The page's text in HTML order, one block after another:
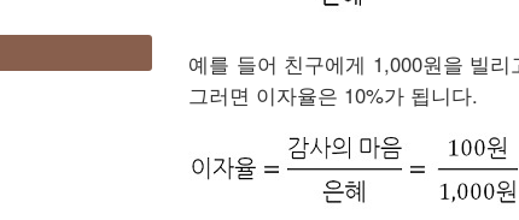
예를 들어 친구에게 1,000원을 빌
그러면 이자율은 10%가 됩니다.